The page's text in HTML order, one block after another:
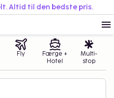
Altid til den bedste pris.
Fly
Færge +
Hotel
Multi-
stop